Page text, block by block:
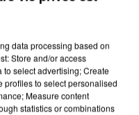
DE LA DZ
data processing based on
Store and/or access
select advertising; Create
profiles to select personalised
Measure content
statistics or combinations